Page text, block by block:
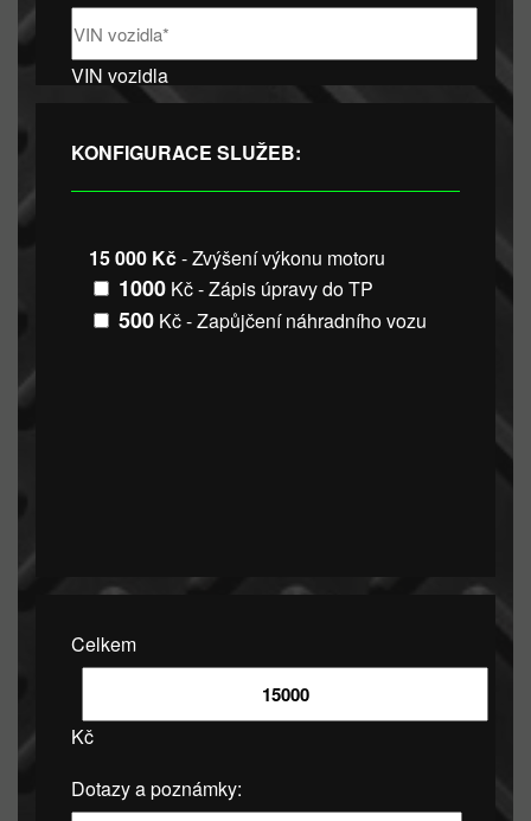
VIN vozidla
KONFIGURACE SLUŽEB:
15 000 Kč- Zvýšení výkonu motoru
1000 Kč - Zápis úpravy do TP
500 Kč - Zapůjčení náhradního vozu
Celkem
Kč
Dotazy a poznámky: